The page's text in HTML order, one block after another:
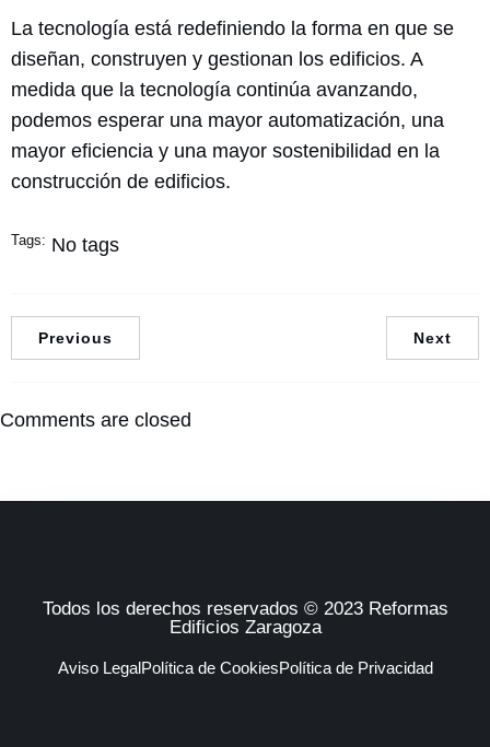
La tecnología está redefiniendo la forma en que se
diseñan, construyen y gestionan los edificios. A
medida que la tecnología continúa avanzando,
podemos esperar una mayor automatización, una
mayor eficiencia y una mayor sostenibilidad en la
construcción de edificios.
Tags: No tags
Previous Next
Comments are closed
Todos los derechos reservados © 2023 Reformas
Edificios Zaragoza
Aviso LegalPolítica de CookiesPolítica de Privacidad